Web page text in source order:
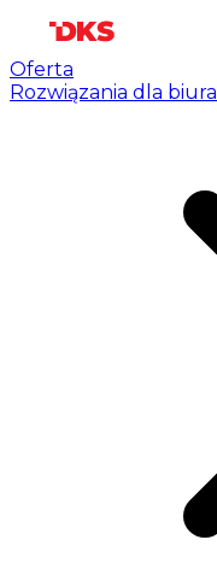
Oferta
Rozwiązania dla biura